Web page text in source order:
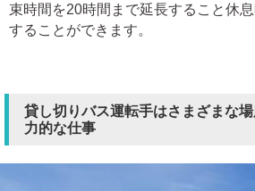
束時間を20時間まで延長すること休
することができます。
貸し切りバス運転手はさまざまな
力的な仕事